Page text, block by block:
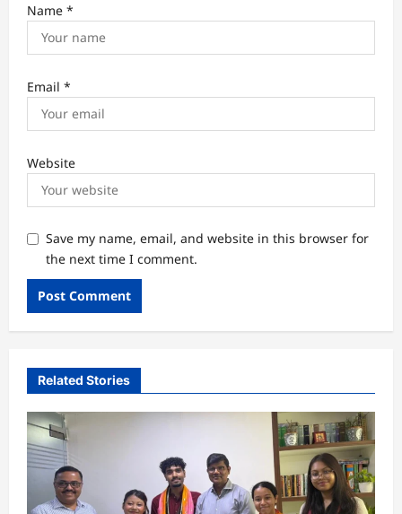
Name *
Email *
Website
Save my name, email, and website in this browser for
the next time I comment.
Related Stories